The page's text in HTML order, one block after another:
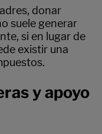
donar
suele generar
si en lugar de
existir una
y apoyo